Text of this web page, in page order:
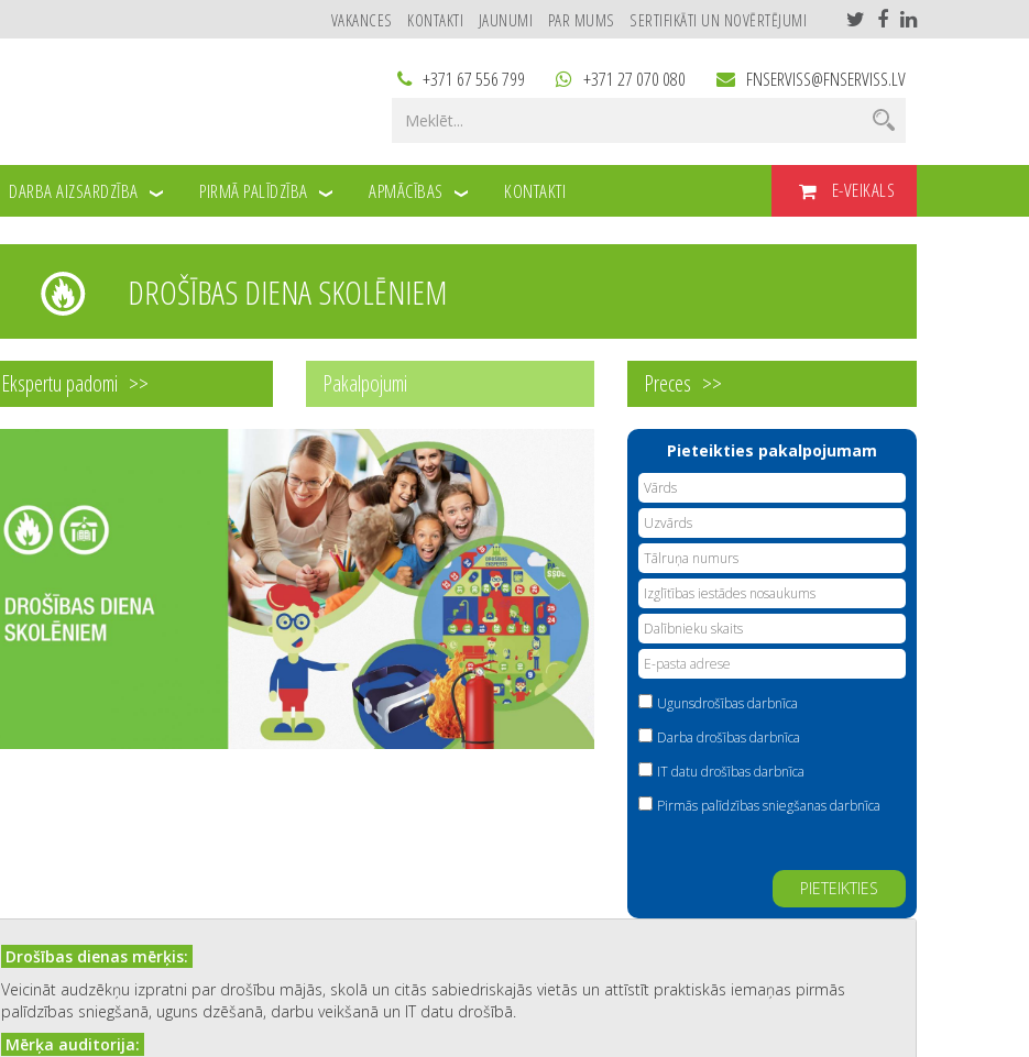
VAKANCES KONTAKTI JAUNUMI PAR MUMS SERTIFIKĀTI UN NOVĒRTĒJUMI
+371 67 556 799 +371 27 070 080 FNSERVISS@FNSERVISS.LV
DARBA AIZSARDZĪBA PIRMĀ PALĪDZĪBA APMĀCĪBAS KONTAKTI E-VEIKALS
DROŠĪBAS DIENA SKOLĒNIEM
Ekspertu padomi Pakalpojumi Preces
Pieteikties pakalpojumam
Ugunsdrošības darbnīca
Darba drošības darbnīca
IT datu drošības darbnīca
Pirmās palīdzības sniegšanas darbnīca
Alternative:
Drošības dienas mērķis:
Veicināt audzēkņu izpratni par drošību mājās, skolā un citās sabiedriskajās vietās un attīstīt praktiskās iemaņas pirmās
palīdzības sniegšanā, uguns dzēšanā, darbu veikšanā un IT datu drošībā.
Mērķa auditorija: